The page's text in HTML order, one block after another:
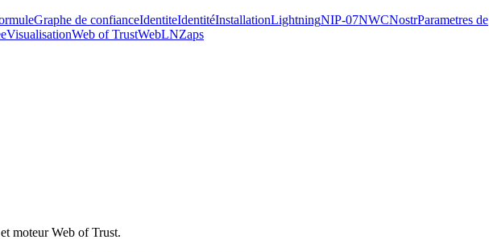
Graphe de confianceIdentiteIdentitéInstallationLightningNIP-07NWCNostrParametres de
VisualisationWeb of TrustWebLNZaps
moteur Web of Trust.